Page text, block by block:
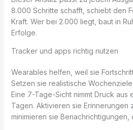
8.000 Schritte schafft, schiebt den
Kraft. Wer bei 2.000 liegt, baut in
Erfolge.
Tracker und apps richtig nutzen
Wearables helfen, weil sie
Setzen sie realistische
Eine 7-Tage-Sicht nimmt Druck aus
Tagen. Aktivieren sie Erinnerungen
minimieren sie Benachrichtigungen,